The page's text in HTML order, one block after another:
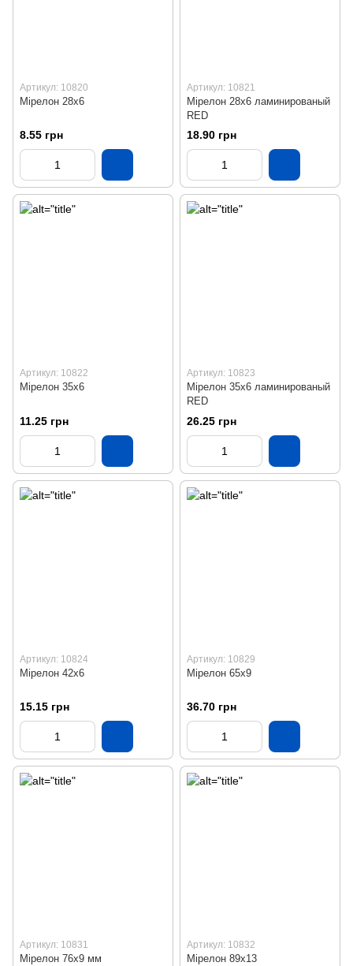
Артикул: 10820
Мірелон 28х6
8.55 грн
Артикул: 10821
Мірелон 28х6 ламинированый
RED
18.90 грн
Артикул: 10822
Мірелон 35х6
11.25 грн
Артикул: 10823
Мірелон 35х6 ламинированый
RED
26.25 грн
Артикул: 10824
Мірелон 42х6
15.15 грн
Артикул: 10829
Мірелон 65х9
36.70 грн
Артикул: 10831
Мірелон 76х9 мм
Артикул: 10832
Мірелон 89х13